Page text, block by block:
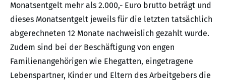
Monatsentgelt mehr als 2.000,- Euro brutto beträgt und
dieses Monatsentgelt jeweils für die letzten tatsächlich
abgerechneten 12 Monate nachweislich gezahlt wurde.
Zudem sind bei der Beschäftigung von engen
Familienangehörigen wie Ehegatten, eingetragene
Lebenspartner, Kinder und Eltern des Arbeitgebers die